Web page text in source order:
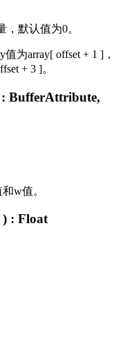
默认值为0。
为array[ offset + 1 ]，
+ 3 ]。
BufferAttribute,
w值。
) : Float